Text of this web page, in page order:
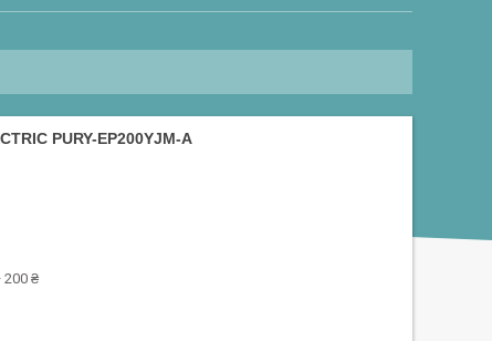
PURY-EP200YJM-A
200 ₴